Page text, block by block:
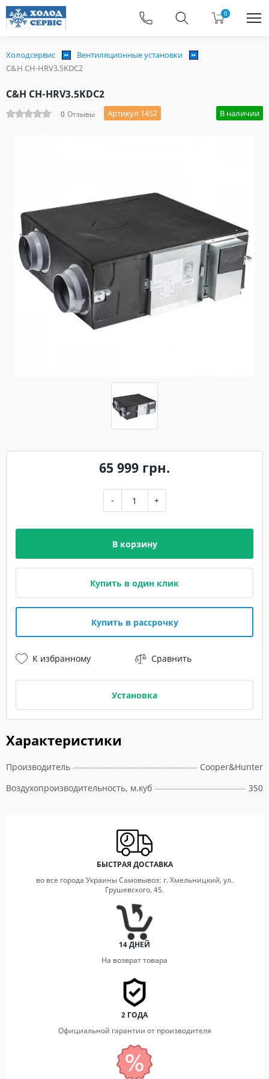
0
Холодсервис
Вентиляционные установки
C&H CH-HRV3.5KDC2
C&H CH-HRV3.5KDC2
0 Отзывы Артикул 1452 В наличии
Характеристики
Производитель
Cooper&Hunter
Воздухопроизводительность, м.куб
350
65 999 грн.
- +
В корзину
Купить в один клик
Купить в рассрочку
К избранному Сравнить
Установка
БЫСТРАЯ ДОСТАВКА
во все города Украины Самовывоз: г. Хмельницкий, ул.
Грушевского, 45.
14 ДНЕЙ
На возврат товара
2 ГОДА
Официальной гарантии от производителя